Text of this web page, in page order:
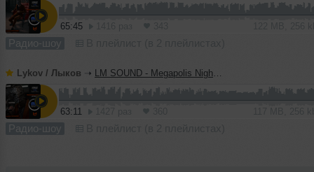
65:45
Радио-шоу
Lykov / Лыков ➝ LM SOUND - Megapolis Night 30.06.2026
63:11
Радио-шоу